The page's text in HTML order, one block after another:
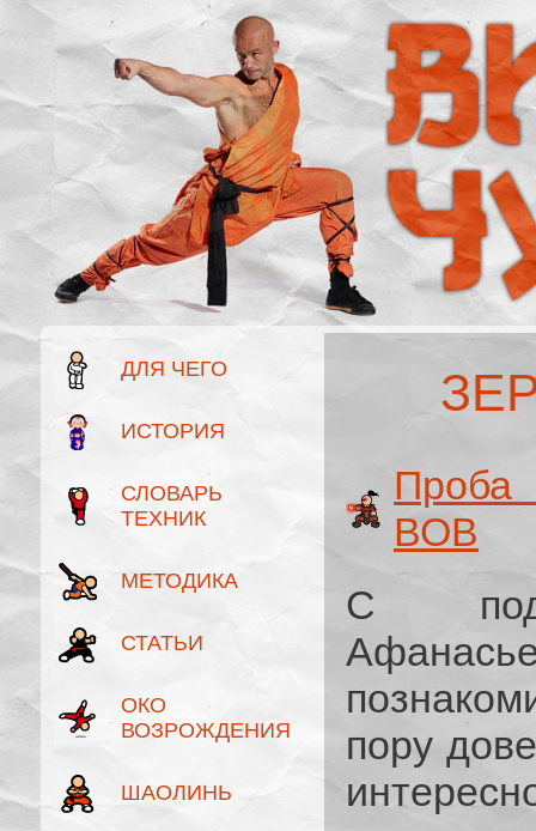
ДЛЯ ЧЕГО
ИСТОРИЯ
СЛОВАРЬ
ТЕХНИК
МЕТОДИКА
СТАТЬИ
ОКО
ВОЗРОЖДЕНИЯ
ШАОЛИНЬ
Проба
ВОВ
С
пору